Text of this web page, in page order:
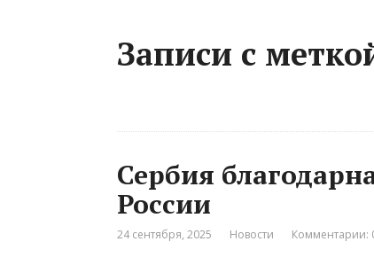
Записи с
Сербия
России
24 сентября, 2025 Новости Комментарии: